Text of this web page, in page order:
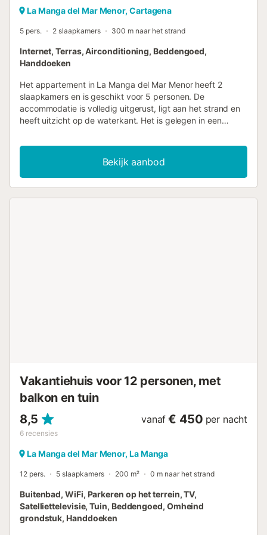
La Manga del Mar Menor, Cartagena
5 pers. 2 slaapkamers 300 m naar het strand
Internet, Terras, Airconditioning, Beddengoed,
Handdoeken
Het appartement in La Manga del Mar Menor heeft 2
slaapkamers en is geschikt voor 5 personen. De
accommodatie is volledig uitgerust, ligt aan het strand en
heeft uitzicht op de waterkant. Het is gelegen in een
voorzien van de volgende faciliteiten: lift, tuinmeubilair,
terras, wasmachine, strijkijzer, internet (Wi-Fi),
warmtepomp, airconditioning, gemeenschappelijk
zwembad + kinderbad, tv. De open keuken is uitgerust
Bekijk aanbod
Vakantiehuis voor 12 personen, met
balkon en tuin
8,5
6 recensies
vanaf € 450 per nacht
La Manga del Mar Menor, La Manga
12 pers. 5 slaapkamers 200 m² 0 m naar het strand
Buitenbad, WiFi, Parkeren op het terrein, TV,
Satelliettelevisie, Tuin, Beddengoed, Omheind
grondstuk, Handdoeken